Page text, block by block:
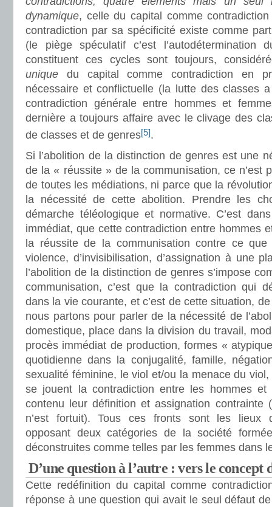
dynamique, celle du capital comme
contradiction par sa spécificité existe comme
(le piège spéculatif c’est
constituent ces cycles sont toujours,
unique du capital comme contradiction en
nécessaire et conflictuelle (la lutte des classes
contradiction générale entre hommes et
dernière a toujours affaire avec le clivage des
de classes et de genres[5].
Si l’abolition de la distinction de genres est une
de la « réussite » de la communisation, ce n’est
de toutes les médiations, ni parce que la
la nécessité de cette abolition. Prendre les
démarche téléologique et normative. C’est
immédiat, que cette contradiction entre hommes
la réussite de la communisation contre ce
violence, d’invisibilisation, d’assignation à une
l’abolition de la distinction de genres s’impose
communisation, c’est que la contradiction qui
dans la vie courante, et c’est de cette situation,
nous partons pour parler de la nécessité de
domestique, place dans la division du travail,
procès immédiat de production, formes «
quotidienne dans la conjugalité, famille,
sexualité féminine, le viol et/ou la menace du
se jouent la contradiction entre les hommes
contenu leur définition et assignation contrainte
n’est fortuit). Tous ces fronts sont les lieux
opposant deux catégories de la société
déconstruites comme telles par les femmes dans
D’une question à l’autre : vers le concept
Cette redéfinition du capital comme
réponse à une question qui avait le seul défaut